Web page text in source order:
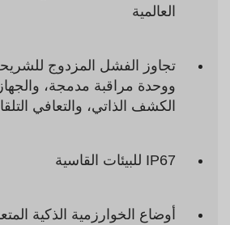
العالمية
تجاوز الفشل المزدوج
ووحدة مراقبة مدمجة،
الكشف الذاتي، والتعافي
IP67 للبيئات القاسية
أوضاع الخوارزمية الذكية